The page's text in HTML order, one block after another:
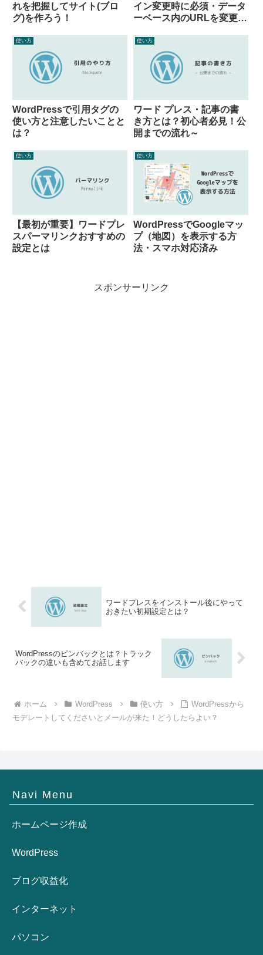
れを把握してサイト(ブロ
グ)を作ろう！
イン変更時に必須・データ
ーベース内のURLを変更す
使い方
WordPressで引用タグの
使い方と注意したいことと
は？
使い方
ワード プレス・記事の書
き方とは？初心者必見！公
開までの流れ～
使い方
【最初が重要】ワードプレ
スパーマリンクおすすめの
設定とは
使い方
WordPressでGoogleマッ
プ（地図）を表示する方
法・スマホ対応済み
スポンサーリンク
ワードプレスをインストール後にやって
おきたい初期設定とは？
WordPressのピンバックとは？トラック
バックの違いも含めてお話します
ホーム WordPress 使い方
WordPressから
モデレートしてくださいとメールが来た！どうしたらよい？
Navi Menu
ホームページ作成
WordPress
ブログ収益化
インターネット
パソコン